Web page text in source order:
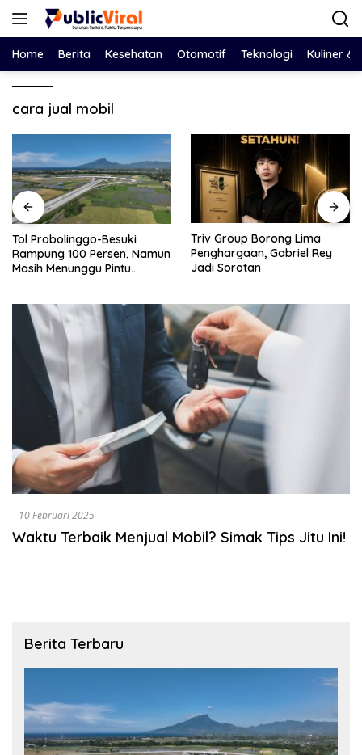
Langsung
Home Berita Kesehatan Otomotif Teknologi Kuliner &
cara jual mobil
Triv Group Borong Lima
Penghargaan, Gabriel Rey
Jadi Sorotan
Nasim Khan Turun Tangan
Redam Polemik Holding PTPN
dan SPBUN-SGN, Dorong
10 Februari 2025
Waktu Terbaik Menjual Mobil? Simak Tips Jitu Ini!
Berita Terbaru